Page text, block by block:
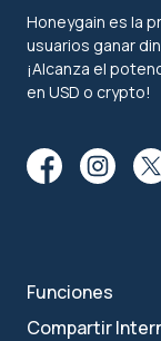
Honeygain es la
usuarios ganar
¡Alcanza el
en USD o crypto!
Funciones
Compartir